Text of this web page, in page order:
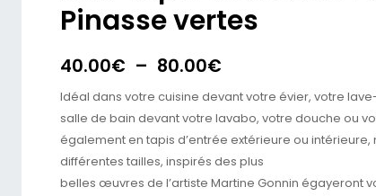
Pinasse vertes
40.00€ – 80.00€
prix :
80.00€
Idéal dans votre cuisine devant votre évier, votre
salle de bain devant votre lavabo, votre douche ou
également en tapis d’entrée extérieure ou intérieure,
différentes tailles, inspirés des plus
belles œuvres de l’artiste Martine Gonnin égayeront
Tapis
sol
Plate
et
Pinasse
vertes